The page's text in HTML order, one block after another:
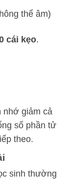
thể âm)
cái kẹo.
nhớ giảm cả
số phần tử
theo.
sinh thường